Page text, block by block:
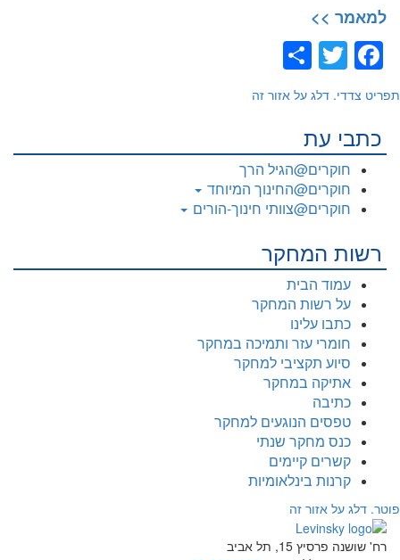
למאמר >>
Facebook
Twitter
תפריט צדדי. דלג על אזור זה
כתבי עת
חוקרים@הגיל הרך
חוקרים@החינוך המיוחד
חוקרים@צוותי חינוך-הורים
רשות המחקר
עמוד הבית
על רשות המחקר
כתבו עלינו
חומרי עזר ותמיכה במחקר
סיוע תקציבי למחקר
אתיקה במחקר
כתיבה
טפסים הנוגעים למחקר
כנס מחקר שנתי
קשרים קיימים
קרנות בינלאומיות
פוטר. דלג על אזור זה
רח' שושנה פרסיץ 15, תל אביב